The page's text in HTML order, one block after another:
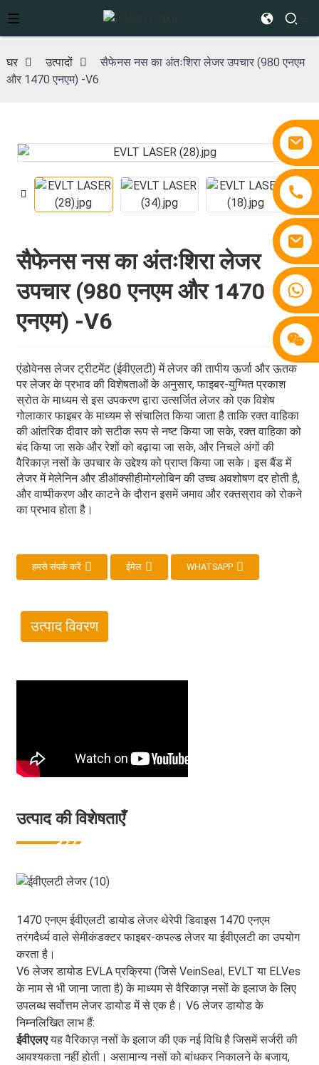
+86 15810767862
घर उत्पादों
सैफेनस नस का अंतःशिरा लेजर उपचार (980 एनएम
और 1470 एनएम) -V6
सैफेनस नस का अंतःशिरा लेजर
उपचार (980 एनएम और 1470
एनएम) -V6
एंडोवेनस लेजर ट्रीटमेंट (ईवीएलटी) में लेजर की तापीय ऊर्जा और ऊतक
पर लेजर के प्रभाव की विशेषताओं के अनुसार, फाइबर-युग्मित प्रकाश
स्रोत के माध्यम से इस उपकरण द्वारा उत्सर्जित लेजर को एक विशेष
गोलाकार फाइबर के माध्यम से संचालित किया जाता है ताकि रक्त वाहिका
की आंतरिक दीवार को सटीक रूप से नष्ट किया जा सके, रक्त वाहिका को
बंद किया जा सके और रेशों को बढ़ाया जा सके, और निचले अंगों की
वैरिकाज़ नसों के उपचार के उद्देश्य को प्राप्त किया जा सके। इस बैंड में
लेजर में मेलेनिन और डीऑक्सीहीमोग्लोबिन की उच्च अवशोषण दर होती है,
और वाष्पीकरण और काटने के दौरान इसमें जमाव और रक्तस्राव को रोकने
का प्रभाव होता है।
हमसे संपर्क करें ईमेल WHATSAPP
उत्पाद विवरण
उत्पाद की विशेषताएँ
1470 एनएम ईवीएलटी डायोड लेजर थेरेपी डिवाइस 1470 एनएम
तरंगदैर्ध्य वाले सेमीकंडक्टर फाइबर-कपल्ड लेजर या ईवीएलटी का उपयोग
करता है।
V6 लेजर डायोड EVLA प्रक्रिया (जिसे VeinSeal, EVLT या ELVes
के नाम से भी जाना जाता है) के माध्यम से वैरिकाज़ नसों के इलाज के लिए
उपलब्ध सर्वोत्तम लेजर डायोड में से एक है। V6 लेजर डायोड के
निम्नलिखित लाभ हैं:
ईवीएलएयह वैरिकाज़ नसों के इलाज की एक नई विधि है जिसमें सर्जरी की
आवश्यकता नहीं होती। असामान्य नसों को बांधकर निकालने के बजाय,